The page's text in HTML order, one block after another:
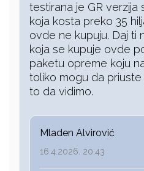
testirana je GR
koja kosta preko 35
ovde ne kupuju. Daj ti
koja se kupuje ovde
paketu opreme koju
toliko mogu da
to da vidimo.
Mladen Alvirović
16.4.2026. 20:43